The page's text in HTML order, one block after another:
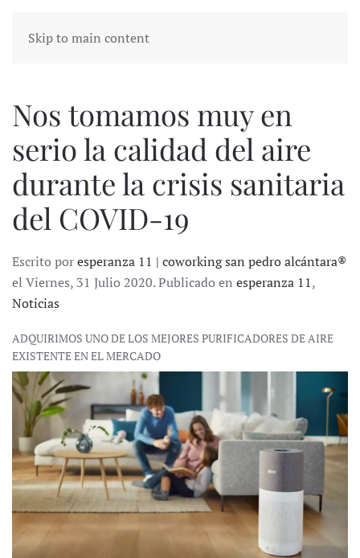
Skip to main content
Nos tomamos muy en
serio la calidad del aire
durante la crisis sanitaria
del COVID-19
Escrito poresperanza 11 | coworking san pedro alcántara®
el Viernes, 31 Julio 2020. Publicado en esperanza 11,
Noticias
ADQUIRIMOS UNO DE LOS MEJORES PURIFICADORES DE AIRE
EXISTENTE EN EL MERCADO